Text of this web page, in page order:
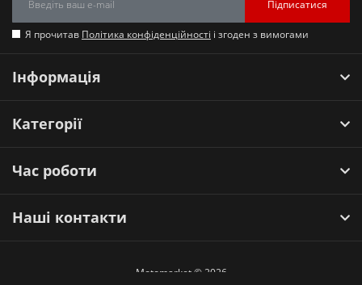
Підписатися
Я прочитав Політика конфіденційності і згоден з вимогами
Інформація
Категорії
Час роботи
Наші контакти
Motomarket © 2026